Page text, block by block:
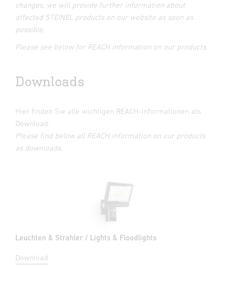
changes, we will provide further information about
affected STEINEL products on our website as soon as
possible.
Please see below for REACH information on our products.
Downloads
Hier finden Sie alle wichtigen REACH-Informationen als
Download.
Please find below all REACH information on our products
as downloads.
Leuchten & Strahler / Lights & Floodlights
Download